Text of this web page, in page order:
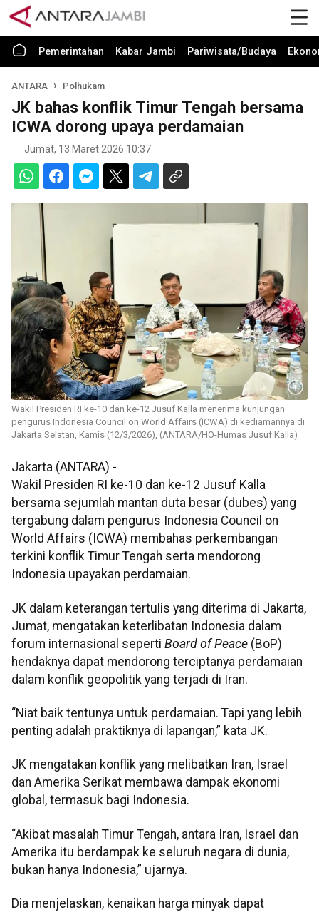
Pemerintahan Kabar Jambi Pariwisata/Budaya
ANTARA Polhukam
JK bahas konflik Timur Tengah bersama
ICWA dorong upaya perdamaian
Jumat, 13 Maret 2026 10:37
Wakil Presiden RI ke-10 dan ke-12 Jusuf Kalla menerima kunjungan
pengurus Indonesia Council on World Affairs (ICWA) di kediamannya di
Jakarta Selatan, Kamis (12/3/2026), (ANTARA/HO-Humas Jusuf Kalla)
Jakarta (ANTARA) -
Wakil Presiden RI ke-10 dan ke-12 Jusuf Kalla
bersama sejumlah mantan duta besar (dubes) yang
tergabung dalam pengurus Indonesia Council on
World Affairs (ICWA) membahas perkembangan
terkini konflik Timur Tengah serta mendorong
Indonesia upayakan perdamaian.
JK dalam keterangan tertulis yang diterima di Jakarta,
Jumat, mengatakan keterlibatan Indonesia dalam
forum internasional seperti Board of Peace (BoP)
hendaknya dapat mendorong terciptanya perdamaian
dalam konflik geopolitik yang terjadi di Iran.
“Niat baik tentunya untuk perdamaian. Tapi yang lebih
penting adalah praktiknya di lapangan,” kata JK.
JK mengatakan konflik yang melibatkan Iran, Israel
dan Amerika Serikat membawa dampak ekonomi
global, termasuk bagi Indonesia.
“Akibat masalah Timur Tengah, antara Iran, Israel dan
Amerika itu berdampak ke seluruh negara di dunia,
bukan hanya Indonesia,” ujarnya.
Dia menjelaskan, kenaikan harga minyak dapat